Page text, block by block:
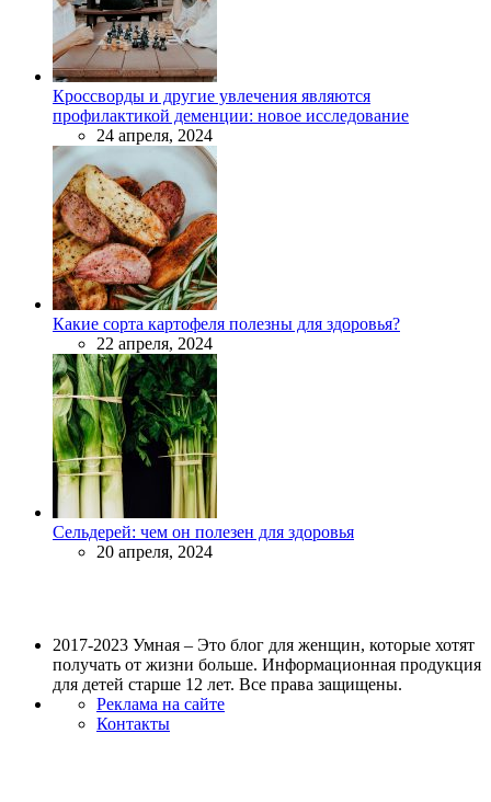
Кроссворды и другие увлечения являются
профилактикой деменции: новое исследование
24 апреля, 2024
Какие сорта картофеля полезны для здоровья?
22 апреля, 2024
Сельдерей: чем он полезен для здоровья
20 апреля, 2024
2017-2023 Умная – Это блог для женщин, которые хотят
получать от жизни больше. Информационная продукция
для детей старше 12 лет. Все права защищены.
Реклама на сайте
Контакты